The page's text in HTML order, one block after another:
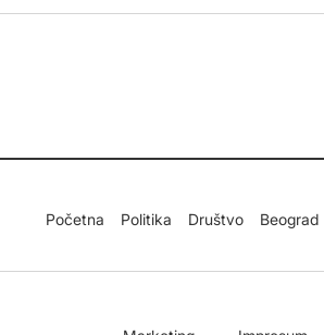
Početna Politika Društvo Beograd